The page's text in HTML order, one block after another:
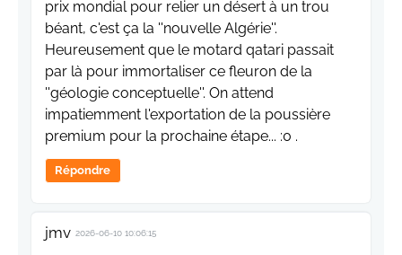
prix mondial pour relier un désert à un trou
béant, c'est ça la ''nouvelle Algérie''.
Heureusement que le motard qatari passait
par là pour immortaliser ce fleuron de la
''géologie conceptuelle''. On attend
impatiemment l'exportation de la poussière
premium pour la prochaine étape... :0 .
Répondre
jmv 2026-06-10 10:06:15